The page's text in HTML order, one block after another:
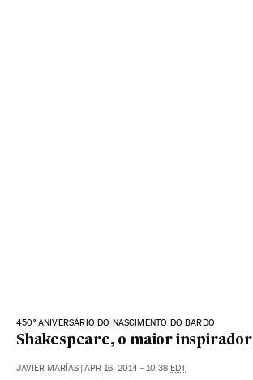
450º ANIVERSÁRIO DO NASCIMENTO DO BARDO
Shakespeare, o maior inspirador
JAVIER MARÍAS APR 16, 2014 - 10:38 EDT